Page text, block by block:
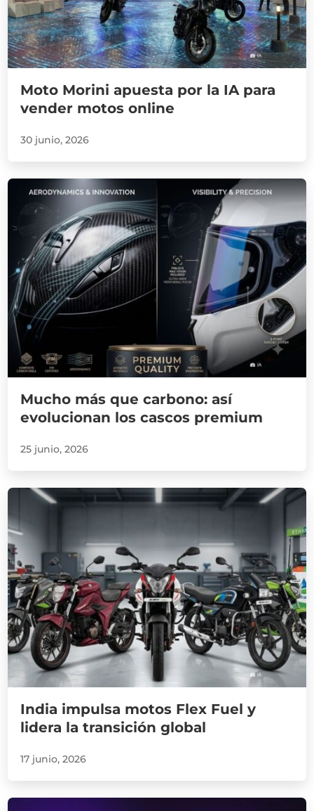
Moto Morini apuesta por la IA para
vender motos online
30 junio, 2026
Mucho más que carbono: así
evolucionan los cascos premium
25 junio, 2026
India impulsa motos Flex Fuel y
lidera la transición global
17 junio, 2026